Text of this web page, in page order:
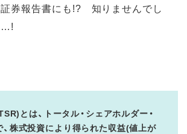
券報告書にも!? 知りませんでし
とは、トータル・シェアホルダー・
、株式投資により得られた収益(値上が